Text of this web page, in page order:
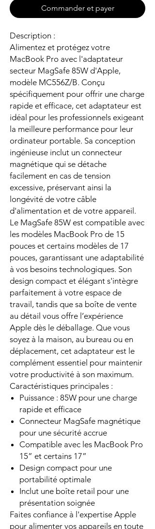
Commander et payer
Description :
Alimentez et protégez votre
MacBook Pro avec l'adaptateur
secteur MagSafe 85W d'Apple,
modèle MC556Z/B. Conçu
spécifiquement pour offrir une charge
rapide et efficace, cet adaptateur est
idéal pour les professionnels exigeant
la meilleure performance pour leur
ordinateur portable. Sa conception
ingénieuse inclut un connecteur
magnétique qui se détache
facilement en cas de tension
excessive, préservant ainsi la
longévité de votre câble
d'alimentation et de votre appareil.
Le MagSafe 85W est compatible avec
les modèles MacBook Pro de 15
pouces et certains modèles de 17
pouces, garantissant une adaptabilité
à vos besoins technologiques. Son
design compact et élégant s'intègre
parfaitement à votre espace de
travail, tandis que sa boîte de vente
au détail vous offre l’expérience
Apple dès le déballage. Que vous
soyez à la maison, au bureau ou en
déplacement, cet adaptateur est le
complément essentiel pour maintenir
votre productivité à son maximum.
Caractéristiques principales :
Puissance : 85W pour une charge
rapide et efficace
Connecteur MagSafe magnétique
pour une sécurité accrue
Compatible avec les MacBook Pro
15” et certains 17”
Design compact pour une
portabilité optimale
Inclut une boîte retail pour une
présentation soignée
Faites confiance à l'expertise Apple
pour alimenter vos appareils en toute